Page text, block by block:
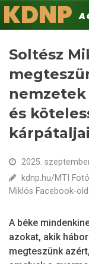
Ugrás
a
Keresés
KDNP
A
Soltész
és
2025.
kdnp.hu/MTI
Miklós Facebook-
A béke
azokat, akik
megteszünk